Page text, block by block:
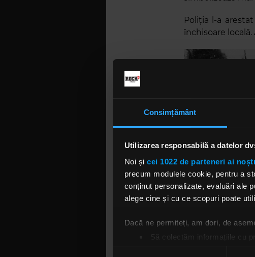
Consimțământ
Utilizarea responsabilă a datelor
Noi și cei 1022 de parteneri ai
precum modulele cookie, pentru a
conținut personalizate, evaluări ale
alege cine și cu ce scopuri poate
Dacă ne permiteți, am dori, de
Să colectăm informațiile cu
Poliția l-a
închisoare